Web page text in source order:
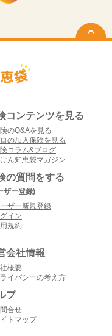
コンテンツを見る
のQ&Aを見る
の加入保険を見る
コラム&ブログ
ん知恵袋マガジン
の質問をする
ザー登録)
ザー新規登録
イン
規約
会社情報
概要
イバシーの考え方
プ
合せ
トマップ